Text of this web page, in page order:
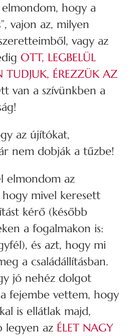
hogy a
vajon az, milyen
vagy az
OTT, LEGBELÜL
ÉREZZÜK AZ
van a szívünkben a
az újítókat,
nem dobják a tűzbe!
elmondom az
mivel keresett
kérő (később
a fogalmakon is:
és azt, hogy mi
a családállításban.
jó nehéz dolgot
fejembe vettem, hogy
is ellátlak majd,
legyen az ÉLET NAGY